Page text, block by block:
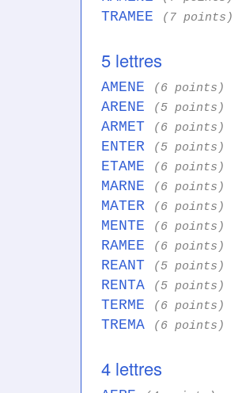
TRAMEE (7 points)
5 lettres
AMENE (6 points)
ARENE (5 points)
ARMET (6 points)
ENTER (5 points)
ETAME (6 points)
MARNE (6 points)
MATER (6 points)
MENTE (6 points)
RAMEE (6 points)
REANT (5 points)
RENTA (5 points)
TERME (6 points)
TREMA (6 points)
4 lettres